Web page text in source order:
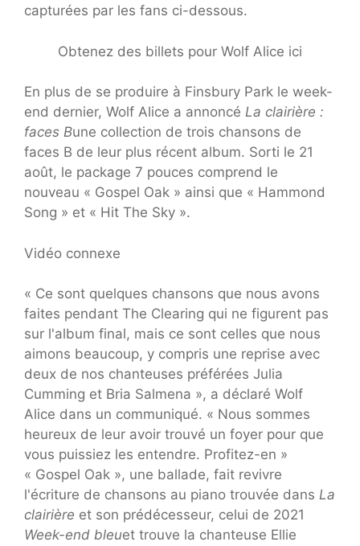
capturées par les fans ci-dessous.
Obtenez des billets pour Wolf Alice ici
En plus de se produire à Finsbury Park le week-
end dernier, Wolf Alice a annoncé La clairière :
faces Bune collection de trois chansons de
faces B de leur plus récent album. Sorti le 21
août, le package 7 pouces comprend le
nouveau « Gospel Oak » ainsi que « Hammond
Song » et « Hit The Sky ».
Vidéo connexe
« Ce sont quelques chansons que nous avons
faites pendant The Clearing qui ne figurent pas
sur l'album final, mais ce sont celles que nous
aimons beaucoup, y compris une reprise avec
deux de nos chanteuses préférées Julia
Cumming et Bria Salmena », a déclaré Wolf
Alice dans un communiqué. « Nous sommes
heureux de leur avoir trouvé un foyer pour que
vous puissiez les entendre. Profitez-en »
« Gospel Oak », une ballade, fait revivre
l'écriture de chansons au piano trouvée dans La
clairière et son prédécesseur, celui de 2021
Week-end bleuet trouve la chanteuse Ellie